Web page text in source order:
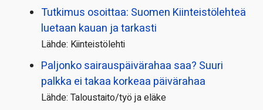
Tutkimus osoittaa: Suomen Kiinteistölehteä
luetaan kauan ja tarkasti
Lähde: Kiinteistölehti
Paljonko sairauspäivä­rahaa saa? Suuri
palkka ei takaa korkeaa päivärahaa
Lähde: Taloustaito/työ ja eläke